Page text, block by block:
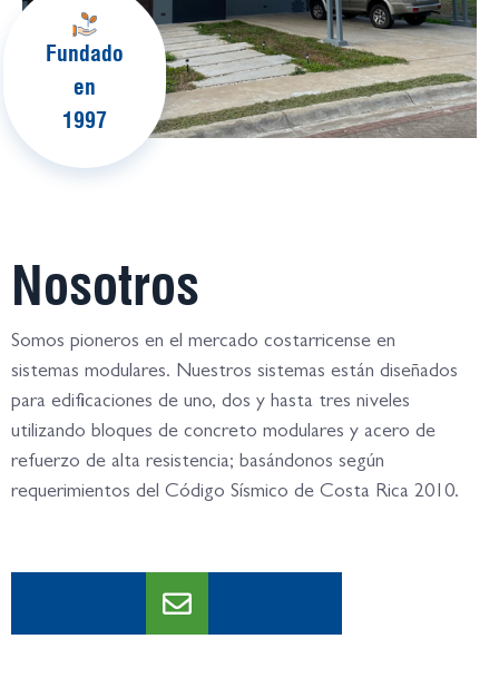
Fundado
en
1997
Nosotros
Somos pioneros en el mercado costarricense en
sistemas modulares. Nuestros sistemas están diseñados
para edificaciones de uno, dos y hasta tres niveles
utilizando bloques de concreto modulares y acero de
refuerzo de alta resistencia; basándonos según
requerimientos del Código Sísmico de Costa Rica 2010.